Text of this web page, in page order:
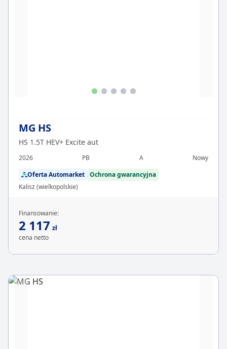
MG HS
HS 1.5T HEV+ Excite aut
2026 PB A
Nowy
Oferta Automarket Ochrona gwarancyjna
Kalisz (wielkopolskie)
Finansowanie:
2 117 zł
cena netto